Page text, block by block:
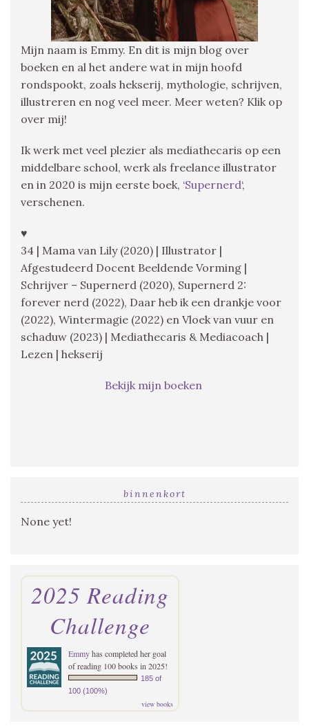
Mijn naam is Emmy. En dit is mijn blog over
boeken en al het andere wat in mijn hoofd
rondspookt, zoals hekserij, mythologie, schrijven,
illustreren en nog veel meer. Meer weten? Klik op
over mij!
Ik werk met veel plezier als mediathecaris op een
middelbare school, werk als freelance illustrator
en in 2020 is mijn eerste boek, ‘Supernerd‘,
verschenen.
♥
34 | Mama van Lily (2020) | Illustrator |
Afgestudeerd Docent Beeldende Vorming |
Schrijver – Supernerd (2020), Supernerd 2:
forever nerd (2022), Daar heb ik een drankje voor
(2022), Wintermagie (2022) en Vloek van vuur en
schaduw (2023) | Mediathecaris & Mediacoach |
Lezen | hekserij
Bekijk mijn boeken
binnenkort
None yet!
2025 Reading
Challenge
Emmyhas completed her goal
of reading 100 books in 2025!
185 of
100 (100%)
view books